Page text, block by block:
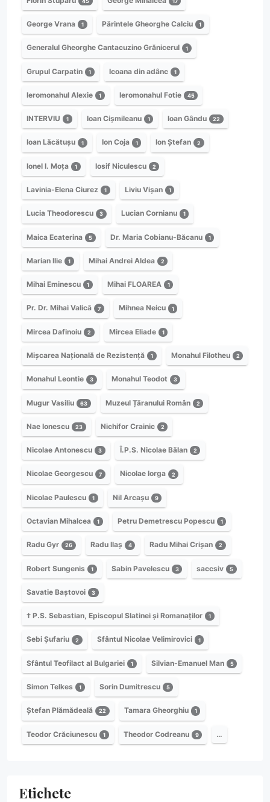
George Vrana 1 Părintele Gheorghe Calciu 1
Generalul Gheorghe Cantacuzino Grănicerul 1
Grupul Carpatin 1 Icoana din adânc 1
Ieromonahul Alexie 1 Ieromonahul Fotie 45
INTERVIU 1 Ioan Cișmileanu 1 Ioan Gându 22
Ioan Lăcătușu 1 Ion Coja 1 Ion Ștefan 2
Ionel I. Moța 1 Iosif Niculescu 2
Lavinia-Elena Ciurez 1 Liviu Vișan 1
Lucia Theodorescu 3 Lucian Cornianu 1
Maica Ecaterina 5 Dr. Maria Cobianu-Băcanu 1
Marian Ilie 1 Mihai Andrei Aldea 2
Mihai Eminescu 1 Mihai FLOAREA 1
Pr. Dr. Mihai Valică 7 Mihnea Neicu 1
Mircea Dafinoiu 2 Mircea Eliade 1
Mișcarea Națională de Rezistență 1 Monahul Filotheu 2
Monahul Leontie 3 Monahul Teodot 3
Mugur Vasiliu 63 Muzeul Țăranului Român 2
Nae Ionescu 23 Nichifor Crainic 2
Nicolae Antonescu 3 Î.P.S. Nicolae Bălan 2
Nicolae Georgescu 7 Nicolae Iorga 2
Nicolae Paulescu 1 Nil Arcașu 9
Octavian Mihalcea 1 Petru Demetrescu Popescu 1
Radu Gyr 26 Radu Ilaș 4 Radu Mihai Crișan 2
Robert Sungenis 1 Sabin Pavelescu 3 saccsiv 5
Savatie Baștovoi 3
† P.S. Sebastian, Episcopul Slatinei și Romanaților 1
Sebi Șufariu 2 Sfântul Nicolae Velimirovici 1
Sfântul Teofilact al Bulgariei 1 Silvian-Emanuel Man 5
Simon Telkes 1 Sorin Dumitrescu 5
Ștefan Plămădeală 22 Tamara Gheorghiu 1
Teodor Crăciunescu 1 Theodor Codreanu 9 …
Etichete